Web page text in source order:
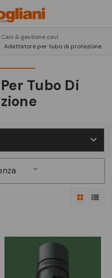
Cavi & gestione cavi
Adattatore per tubo di protezione
Tubo Di